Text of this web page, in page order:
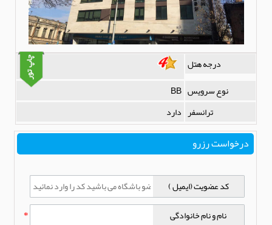
درجه هتل
نوع سرویس BB
ترانسفر دارد
درخواست رزرو
کد عضویت (ایمیل )
نام و نام خانوادگی
*